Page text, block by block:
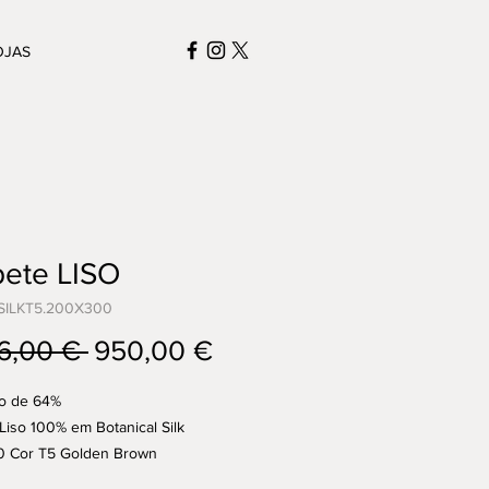
LISO
€ Preço
950,00 €Preço
de 64%
100% em Botanical Silk
Cor T5 Golden Brown